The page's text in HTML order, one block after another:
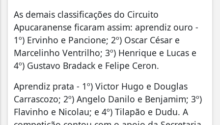
As demais classificações do Circuito
Apucaranense ficaram assim: aprendiz ouro -
1º) Ervinho e Pancione; 2º) Oscar César e
Marcelinho Ventrilho; 3º) Henrique e Lucas e
4º) Gustavo Bradack e Felipe Ceron.
Aprendiz prata - 1º) Victor Hugo e Douglas
Carrascozo; 2º) Angelo Danilo e Benjamim; 3º)
Flavinho e Nicolau; e 4º) Tilapão e Dudu. A